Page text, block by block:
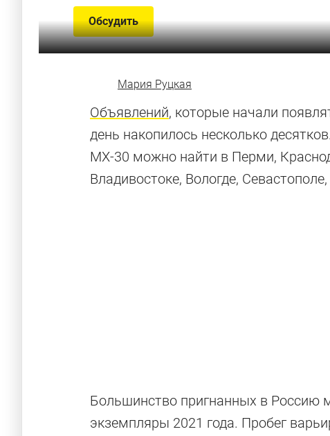
Обсудить
Мария Руцкая
Объявлений, которые начали
день накопилось несколько
MX-30 можно найти в Перми,
Владивостоке, Вологде,
Большинство пригнанных в Россию
экземпляры 2021 года. Пробег